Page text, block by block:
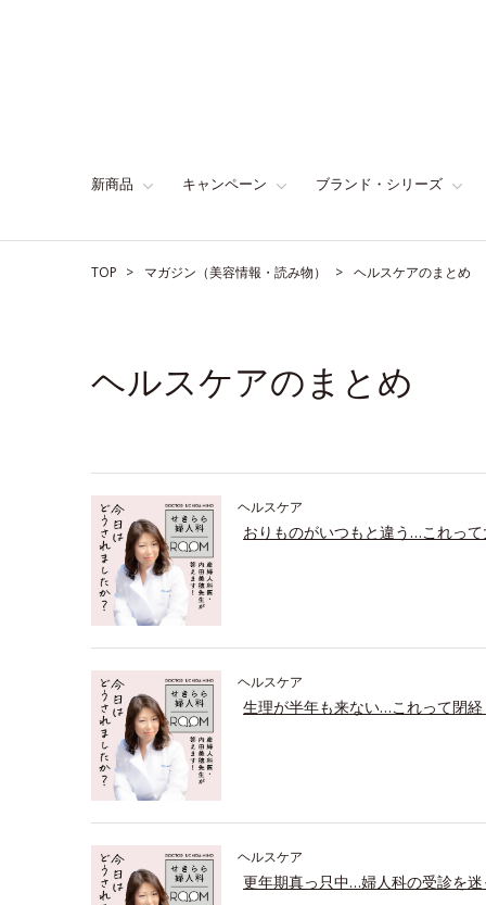
新商品 キャンペーン ブランド・シリーズ
TOP マガジン（美容情報・読み物） ヘルスケアのまとめ
ヘルスケアのまとめ
ヘルスケア
おりものがいつもと違う…これっ
ヘルスケア
生理が半年も来ない…これって閉経
ヘルスケア
更年期真っ只中…婦人科の受診を